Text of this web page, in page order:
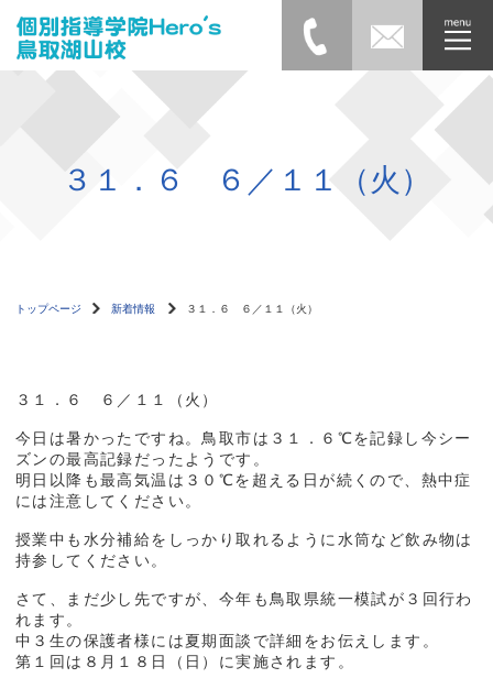
３１．６ ６／１１（火）
トップページ 新着情報 ３１．６ ６／１１（火）
３１．６ ６／１１（火）
今日は暑かったですね。鳥取市は３１．６℃を記録し今シー
ズンの最高記録だったようです。
明日以降も最高気温は３０℃を超える日が続くので、熱中症
には注意してください。
授業中も水分補給をしっかり取れるように水筒など飲み物は
持参してください。
さて、まだ少し先ですが、今年も鳥取県統一模試が３回行わ
れます。
中３生の保護者様には夏期面談で詳細をお伝えします。
第１回は８月１８日（日）に実施されます。